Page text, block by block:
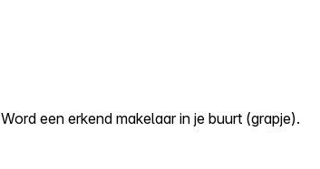
Word een erkend makelaar in je buurt (grapje).